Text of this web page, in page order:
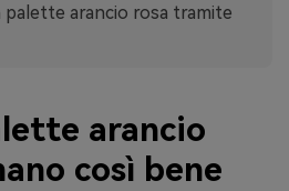
palette arancio rosa tramite
arancio
così bene